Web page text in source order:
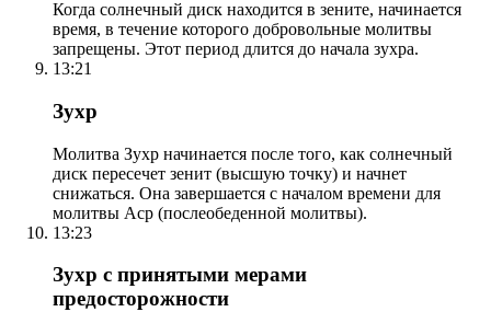
Когда солнечный диск находится в зените, начинается
время, в течение которого добровольные молитвы
запрещены. Этот период длится до начала зухра.
13:21
Зухр
Молитва Зухр начинается после того, как солнечный
диск пересечет зенит (высшую точку) и начнет
снижаться. Она завершается с началом времени для
молитвы Аср (послеобеденной молитвы).
13:23
Зухр с принятыми мерами
предосторожности